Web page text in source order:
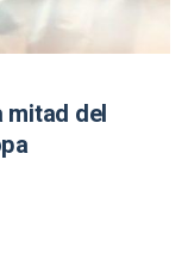
mitad del